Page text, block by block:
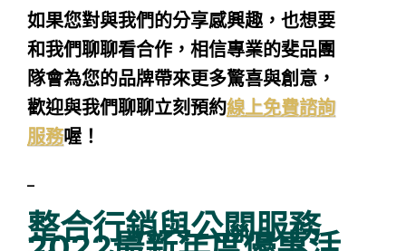
如果您對與我們的分享感興趣，也想要
和我們聊聊看合作，相信專業的斐品團
隊會為您的品牌帶來更多驚喜與創意，
歡迎與我們聊聊立刻預約線上免費諮詢
服務喔！
–
整合行銷與公關服務